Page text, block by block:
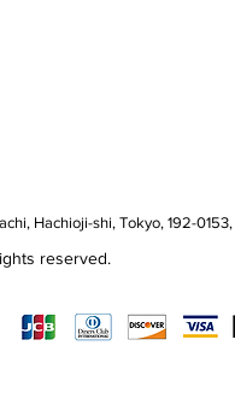
Hachioji-shi, Tokyo, 192-
reserved.